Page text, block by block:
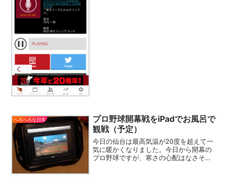
へろへろな日常
プロ野球開幕戦をiPadでお風呂で
観戦（予定）
今日の仙台は最高気温が20度を超えて一
気に暖かくなりました。今日から開幕の
プロ野球ですが、寒さの心配はなさそう